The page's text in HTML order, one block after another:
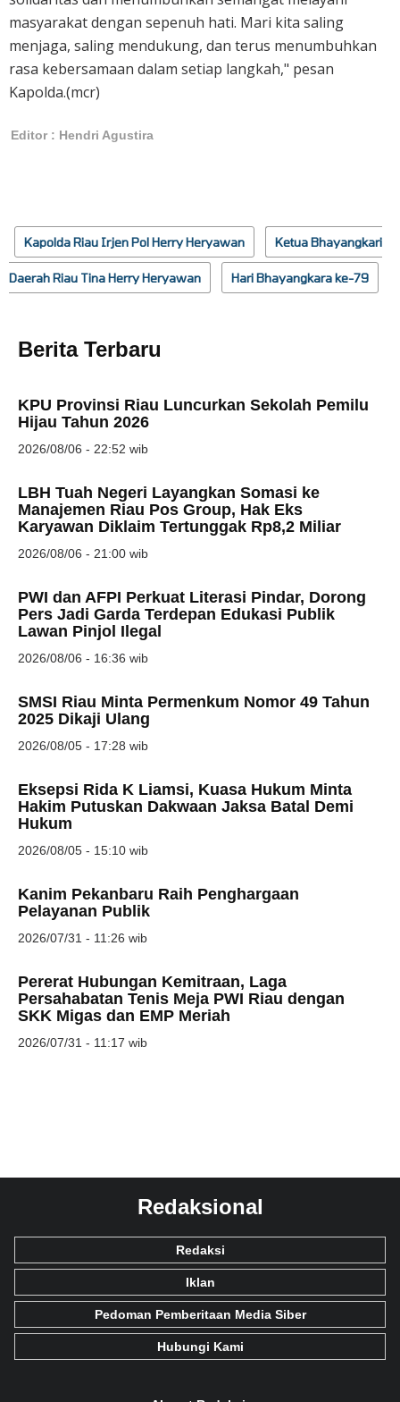
masyarakat dengan sepenuh hati. Mari kita saling
menjaga, saling mendukung, dan terus menumbuhkan
rasa kebersamaan dalam setiap langkah," pesan
Kapolda.(mcr)
Editor : Hendri Agustira
Kapolda Riau Irjen Pol Herry Heryawan Ketua Bhayangkari
Daerah Riau Tina Herry Heryawan Hari Bhayangkara ke-79
Berita Terbaru
KPU Provinsi Riau Luncurkan Sekolah Pemilu
Hijau Tahun 2026
2026/08/06 - 22:52 wib
LBH Tuah Negeri Layangkan Somasi ke
Manajemen Riau Pos Group, Hak Eks
Karyawan Diklaim Tertunggak Rp8,2 Miliar
2026/08/06 - 21:00 wib
PWI dan AFPI Perkuat Literasi Pindar, Dorong
Pers Jadi Garda Terdepan Edukasi Publik
Lawan Pinjol Ilegal
2026/08/06 - 16:36 wib
SMSI Riau Minta Permenkum Nomor 49 Tahun
2025 Dikaji Ulang
2026/08/05 - 17:28 wib
Eksepsi Rida K Liamsi, Kuasa Hukum Minta
Hakim Putuskan Dakwaan Jaksa Batal Demi
Hukum
2026/08/05 - 15:10 wib
Kanim Pekanbaru Raih Penghargaan
Pelayanan Publik
2026/07/31 - 11:26 wib
Pererat Hubungan Kemitraan, Laga
Persahabatan Tenis Meja PWI Riau dengan
SKK Migas dan EMP Meriah
2026/07/31 - 11:17 wib
Redaksional
Redaksi
Iklan
Pedoman Pemberitaan Media Siber
Hubungi Kami